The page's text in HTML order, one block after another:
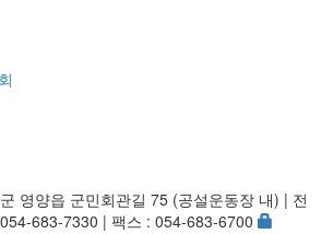
영양읍 군민회관길 75 (공설운동장 내) | 전
683-7330 | 팩스 : 054-683-6700